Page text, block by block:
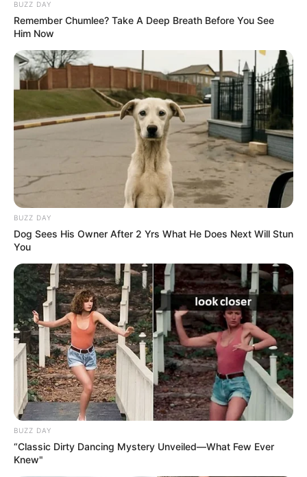
BUZZ DAY
Remember Chumlee? Take A Deep Breath Before You See
Him Now
BUZZ DAY
Dog Sees His Owner After 2 Yrs What He Does Next Will Stun
You
BUZZ DAY
“Classic Dirty Dancing Mystery Unveiled—What Few Ever
Knew"